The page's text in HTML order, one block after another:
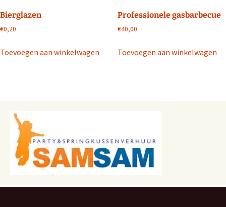
Bierglazen
€0,20
Toevoegen aan winkelwagen
Professionele gasbarbecue
€40,00
Toevoegen aan winkelwagen